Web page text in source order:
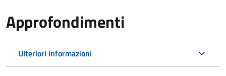
Approfondimenti
Ulteriori informazioni